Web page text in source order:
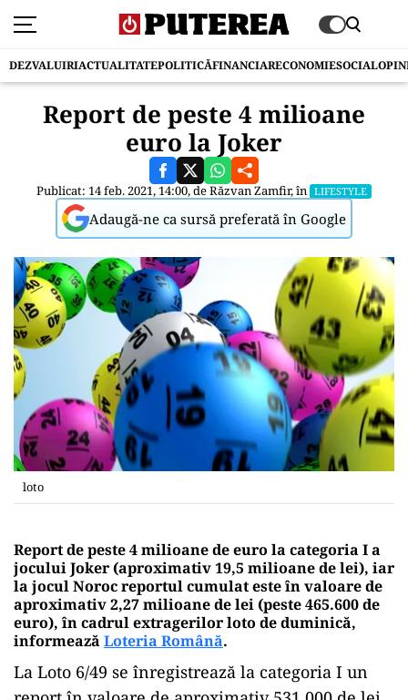
DEZVALUIRIACTUALITATEPOLITICĂFINANCIARECONOMIESOCIAL
Report de peste 4 milioane
euro la Joker
Publicat: 14 feb. 2021, 14:00, deRăzvan Zamfir, în LIFESTYLE
Adaugă-ne ca sursă preferată în Google
loto
Report de peste 4 milioane de euro la categoria I a
jocului Joker (aproximativ 19,5 milioane de lei), iar
la jocul Noroc reportul cumulat este în valoare de
aproximativ 2,27 milioane de lei (peste 465.600 de
euro), în cadrul extragerilor loto de duminică,
informează Loteria Română.
La Loto 6/49 se înregistrează la categoria I un